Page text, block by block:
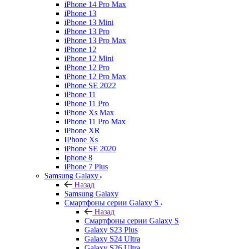
iPhone 14 Pro Max
iPhone 13
iPhone 13 Mini
iPhone 13 Pro
iPhone 13 Pro Max
iPhone 12
iPhone 12 Mini
iPhone 12 Pro
iPhone 12 Pro Max
iPhone SE 2022
iPhone 11
iPhone 11 Pro
iPhone Xs Max
iPhone 11 Pro Max
iPhone XR
IPhone Xs
iPhone SE 2020
Iphone 8
iPhone 7 Plus
Samsung Galaxy
Назад
Samsung Galaxy
Смартфоны серии Galaxy S
Назад
Смартфоны серии Galaxy S
Galaxy S23 Plus
Galaxy S24 Ultra